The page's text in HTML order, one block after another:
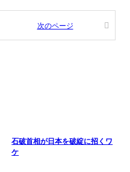
次のページ
石破首相が日本を破綻に招くワ
ケ